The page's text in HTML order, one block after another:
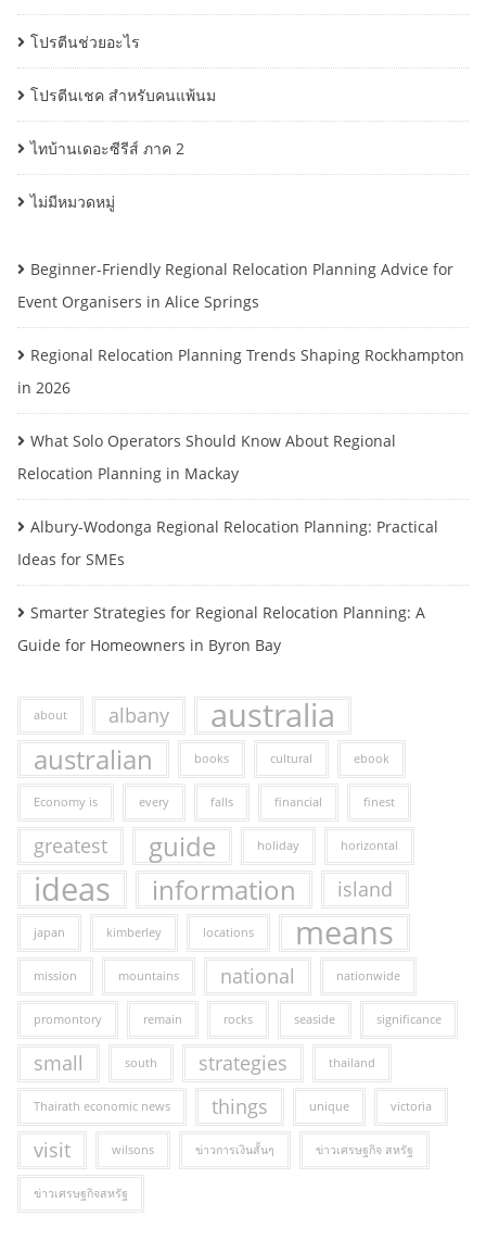
โปรตีนช่วยอะไร
โปรตีนเชค สำหรับคนแพ้นม
ไทบ้านเดอะซีรีส์ ภาค 2
ไม่มีหมวดหมู่
Beginner-Friendly Regional Relocation Planning Advice for
Event Organisers in Alice Springs
Regional Relocation Planning Trends Shaping Rockhampton
in 2026
What Solo Operators Should Know About Regional
Relocation Planning in Mackay
Albury-Wodonga Regional Relocation Planning: Practical
Ideas for SMEs
Smarter Strategies for Regional Relocation Planning: A
Guide for Homeowners in Byron Bay
about albany australia
australian books cultural ebook
Economy is every falls financial finest
greatest guide holiday horizontal
ideas information island
japan kimberley locations means
mission mountains national nationwide
promontory remain rocks seaside significance
small south strategies thailand
Thairath economic news things unique victoria
visit wilsons ข่าวการเงินสั้นๆ ข่าวเศรษฐกิจ สหรัฐ
ข่าวเศรษฐกิจสหรัฐ